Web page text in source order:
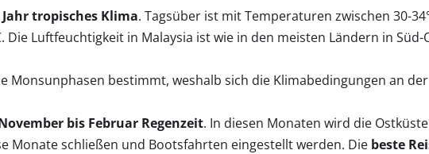
tropisches Klima. Tagsüber ist mit Temperaturen zwischen 30-
Luftfeuchtigkeit in Malaysia ist wie in den meisten Ländern in
Monsunphasen bestimmt, weshalb sich die Klimabedingungen an
bis Februar Regenzeit. In diesen Monaten wird die
Monate schließen und Bootsfahrten eingestellt werden. Die beste